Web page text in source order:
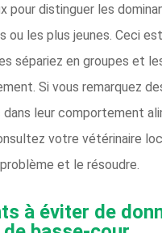
pour distinguer les
ou les plus jeunes. Ceci
sépariez en groupes et
Si vous remarquez
leur comportement
votre vétérinaire
et le résoudre.
à éviter de